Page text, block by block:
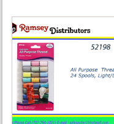
-
408
All
Purpose
Thread,
24
Spools,